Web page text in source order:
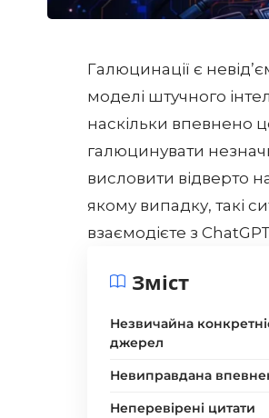
Галюцинації є
моделі штучного
наскільки впевнено
галюцинувати
висловити відверто
якому випадку, такі
взаємодієте з
Зміст
Незвичайна
джерел
Невиправдана
Неперевірені цитати